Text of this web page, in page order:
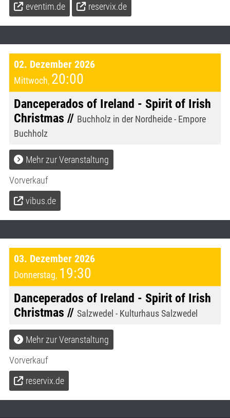
eventim.de
reservix.de
02. Dezember 2026
Mittwoch, 20:00
Danceperados of Ireland - Spirit of Irish
Christmas // Buchholz in der Nordheide - Empore
Buchholz
Mehr zur Veranstaltung
Vorverkauf
vibus.de
03. Dezember 2026
Donnerstag, 19:30
Danceperados of Ireland - Spirit of Irish
Christmas // Salzwedel - Kulturhaus Salzwedel
Mehr zur Veranstaltung
Vorverkauf
reservix.de